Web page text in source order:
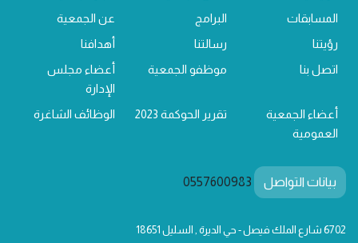
المسابقات
البرامج
عن الجمعية
رؤيتنا
رسالتنا
أهدافنا
اتصل بنا
موظفو الجمعية
أعضاء مجلس
الإدارة
أعضاء الجمعية
العمومية
تقرير الحوكمة 2023 الوظائف الشاغرة
بيانات التواصل 0557600983
6702 شارع الملك فيصل - حي الديرة , السليل 18651